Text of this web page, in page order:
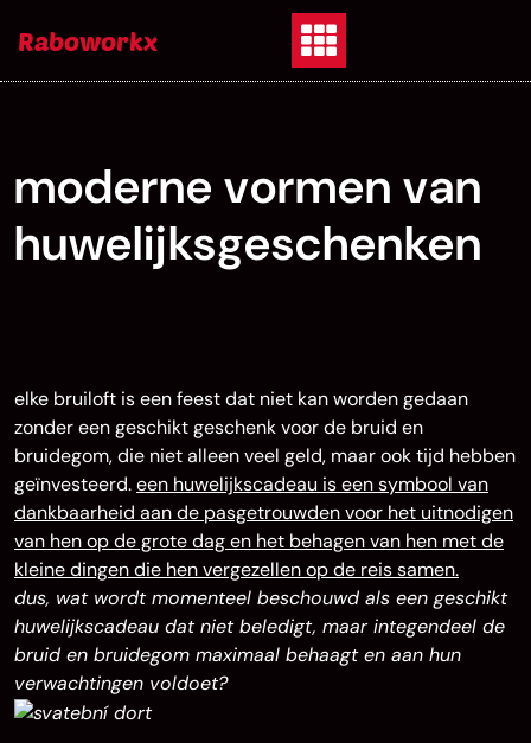
Raboworkx
moderne vormen van
huwelijksgeschenken
elke bruiloft is een feest dat niet kan worden gedaan
zonder een geschikt geschenk voor de bruid en
bruidegom, die niet alleen veel geld, maar ook tijd hebben
geïnvesteerd.een huwelijkscadeau is een symbool van
dankbaarheid aan de pasgetrouwden voor het uitnodigen
van hen op de grote dag en het behagen van hen met de
kleine dingen die hen vergezellen op de reis samen.
dus, wat wordt momenteel beschouwd als een geschikt
huwelijkscadeau dat niet beledigt, maar integendeel de
bruid en bruidegom maximaal behaagt en aan hun
verwachtingen voldoet?